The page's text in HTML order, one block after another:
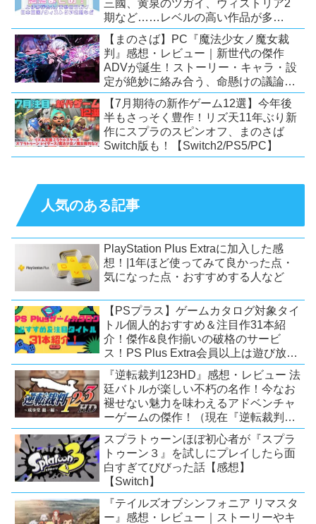
三國、黄泉のツガイ、ウィストリア2
期など……レベルの高い作品が多
い！？
【まのさば】PC『魔法少女ノ魔女裁
判』感想・レビュー｜新世代の傑作
ADVが誕生！ストーリー・キャラ・設
定が絶妙に絡み合う、命懸けの議論ミ
ステリー【PC/Switch】
【7月期待の新作ゲーム12選】今年後
半もさっそく豊作！リズ天11年ぶり新
作にスプラのスピンオフ、まのさば
Switch版も！【Switch2/PS5/PC】
人気のある記事
PlayStation Plus Extraに加入した感
想！|1年ほど使ってみて良かった点・
気になった点・おすすめする人など
【PSプラス】ゲームカタログ対象タイ
トル個人的おすすめ＆注目作31本紹
介！傑作&良作揃いの破格のサービ
ス！PS Plus Extra会員以上は遊び放
題！【2026年7月時点】【PS5/PS4】
『逆転裁判123HD』感想・レビュー 法
廷バトルが楽しい不朽の名作！今なお
褪せない魅力を味わえるアドベンチャ
ーゲームの傑作！（現在『逆転裁判
123 成歩堂セレクション』が配信中）
スプラトゥーンほぼ初心者が『スプラ
トゥーン３』を試しにプレイしたら面
白すぎてびびった話【感想】
【Switch】
『テイルズオブシンフォニア リマスタ
ー』感想・レビュー｜ストーリーやキ